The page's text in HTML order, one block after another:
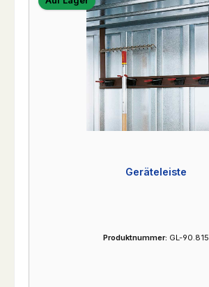
Geräteleiste
Produktnummer: GL-90.815